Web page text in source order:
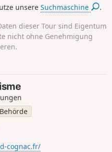
„Logis“, und etwa
sind vom Wanderweg aus
unsereSuchmaschine .
dieser Tour sind Eigentum
nicht ohne Genehmigung
cognac.fr/